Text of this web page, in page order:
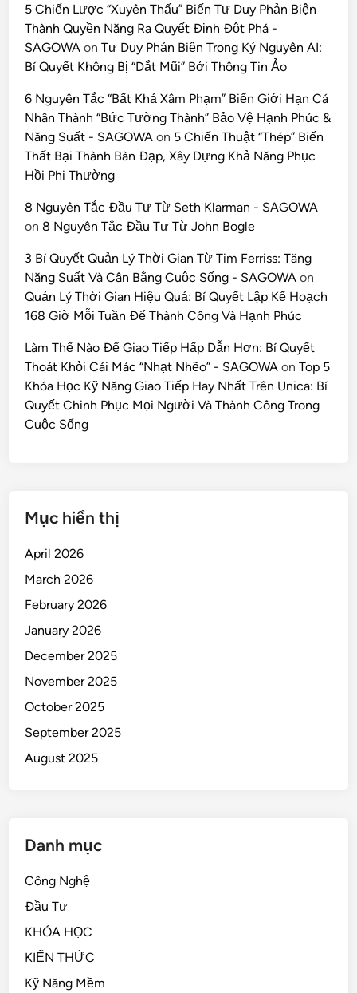
5 Chiến Lược “Xuyên Thấu” Biến Tư Duy Phản Biện
Thành Quyền Năng Ra Quyết Định Đột Phá -
SAGOWA onTư Duy Phản Biện Trong Kỷ Nguyên AI:
Bí Quyết Không Bị “Dắt Mũi” Bởi Thông Tin Ảo
6 Nguyên Tắc “Bất Khả Xâm Phạm” Biến Giới Hạn Cá
Nhân Thành “Bức Tường Thành” Bảo Vệ Hạnh Phúc &
Năng Suất - SAGOWA on 5 Chiến Thuật “Thép” Biến
Thất Bại Thành Bàn Đạp, Xây Dựng Khả Năng Phục
Hồi Phi Thường
8 Nguyên Tắc Đầu Tư Từ Seth Klarman - SAGOWA
on 8 Nguyên Tắc Đầu Tư Từ John Bogle
3 Bí Quyết Quản Lý Thời Gian Từ Tim Ferriss: Tăng
Năng Suất Và Cân Bằng Cuộc Sống - SAGOWA on
Quản Lý Thời Gian Hiệu Quả: Bí Quyết Lập Kế Hoạch
168 Giờ Mỗi Tuần Để Thành Công Và Hạnh Phúc
Làm Thế Nào Để Giao Tiếp Hấp Dẫn Hơn: Bí Quyết
Thoát Khỏi Cái Mác “Nhạt Nhẽo” - SAGOWA onTop 5
Khóa Học Kỹ Năng Giao Tiếp Hay Nhất Trên Unica: Bí
Quyết Chinh Phục Mọi Người Và Thành Công Trong
Cuộc Sống
Mục hiển thị
April 2026
March 2026
February 2026
January 2026
December 2025
November 2025
October 2025
September 2025
August 2025
Danh mục
Công Nghệ
Đầu Tư
KHÓA HỌC
KIẾN THỨC
Kỹ Năng Mềm